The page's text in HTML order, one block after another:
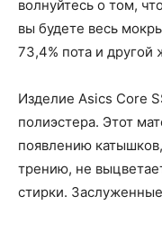
волнуйтесь о том,
вы будете весь
73,4% пота и другой
Изделие Asics Core
полиэстера. Этот
появлению
трению, не
стирки.